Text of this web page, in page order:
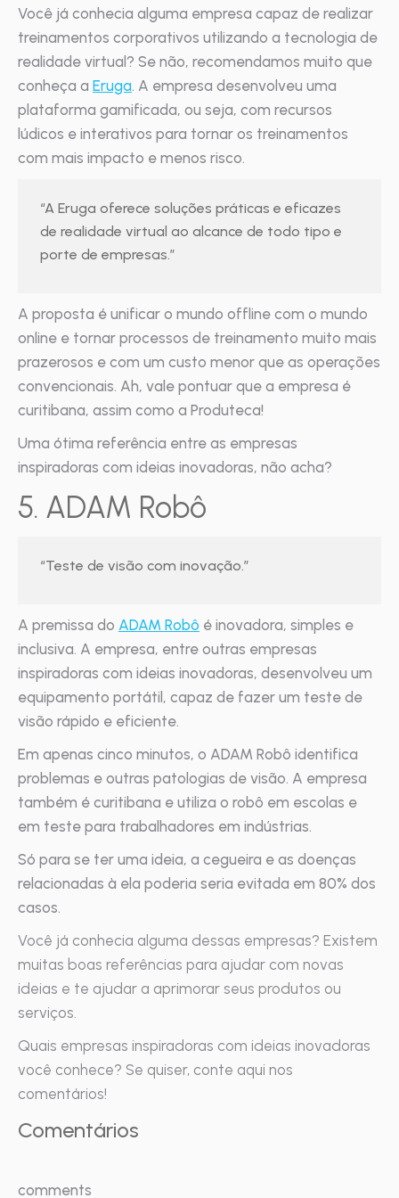
Você já conhecia alguma empresa capaz de realizar
treinamentos corporativos utilizando a tecnologia de
realidade virtual? Se não, recomendamos muito que
conheça a Eruga. A empresa desenvolveu uma
plataforma gamificada, ou seja, com recursos
lúdicos e interativos para tornar os treinamentos
com mais impacto e menos risco.
“A Eruga oferece soluções práticas e eficazes
de realidade virtual ao alcance de todo tipo e
porte de empresas.”
A proposta é unificar o mundo offline com o mundo
online e tornar processos de treinamento muito mais
prazerosos e com um custo menor que as operações
convencionais. Ah, vale pontuar que a empresa é
curitibana, assim como a Produteca!
Uma ótima referência entre as empresas
inspiradoras com ideias inovadoras, não acha?
5. ADAM Robô
“Teste de visão com inovação.”
A premissa do ADAM Robô é inovadora, simples e
inclusiva. A empresa, entre outras empresas
inspiradoras com ideias inovadoras, desenvolveu um
equipamento portátil, capaz de fazer um teste de
visão rápido e eficiente.
Em apenas cinco minutos, o ADAM Robô identifica
problemas e outras patologias de visão. A empresa
também é curitibana e utiliza o robô em escolas e
em teste para trabalhadores em indústrias.
Só para se ter uma ideia, a cegueira e as doenças
relacionadas à ela poderia seria evitada em 80% dos
casos.
Você já conhecia alguma dessas empresas? Existem
muitas boas referências para ajudar com novas
ideias e te ajudar a aprimorar seus produtos ou
serviços.
Quais empresas inspiradoras com ideias inovadoras
você conhece? Se quiser, conte aqui nos
comentários!
Comentários
comments